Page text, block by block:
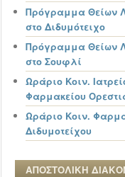
Πρόγραμμα Θείων
στο Διδυμότειχο
Πρόγραμμα Θείων
στο Σουφλί
Ωράριο Κοιν.
Φαρμακείου
Ωράριο Κοιν.
Διδυμοτείχου
ΑΠΟΣΤΟΛΙΚΗ